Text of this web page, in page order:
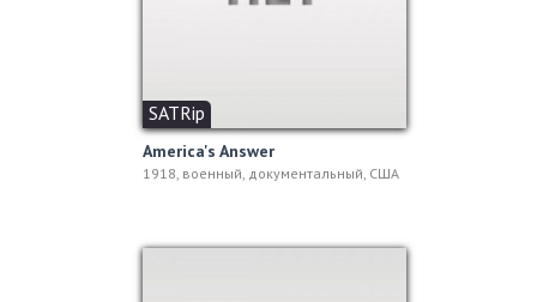
SATRip
America's Answer
1918, военный, документальный, США